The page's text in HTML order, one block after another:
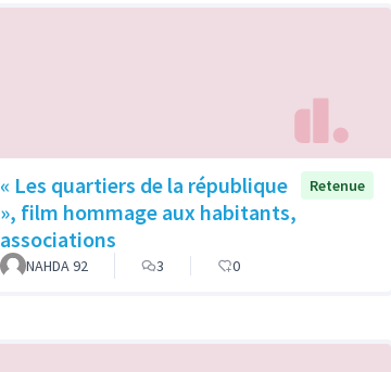
« Les quartiers de la république
», film hommage aux habitants,
associations
Retenue
NAHDA 92 3 0